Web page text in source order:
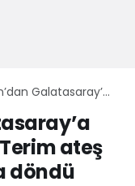
Galatasaray’a
takım yurda
ateş
döndü